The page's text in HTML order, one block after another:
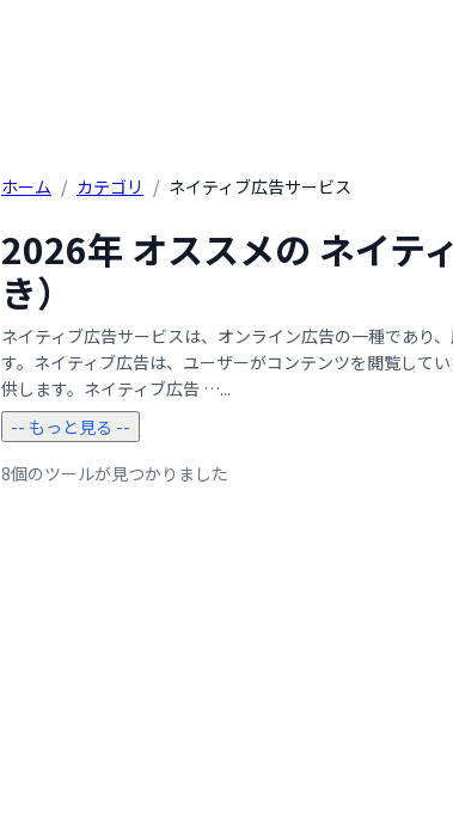
ホーム / カテゴリ / ネイティブ広告サービス
2026年 オススメの ネイテ
き）
ネイティブ広告サービスは、オンライン広告の一種であり
す。ネイティブ広告は、ユーザーがコンテンツを閲覧して
供します。ネイティブ広告 …...
-- もっと見る --
8個のツールが見つかりました